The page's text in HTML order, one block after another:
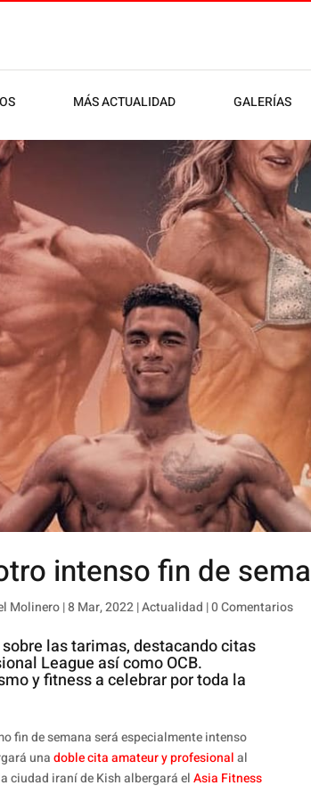
MÁS ACTUALIDAD GALERÍAS
intenso fin de
Molinero|8 Mar, 2022|Actualidad |0 Comentarios
las tarimas, destacando citas
League así como OCB.
y fitness a celebrar por toda la
fin de semana será especialmente intenso
unadoble cita amateur y profesionalal
ciudad iraní de Kish albergará elAsia Fitness